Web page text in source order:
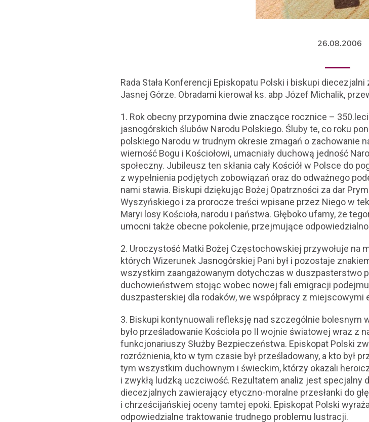
Rada Stała Konferencji Episkopatu Polski i biskupi
Jasnej Górze. Obradami kierował ks. abp Józef Michalik,
1. Rok obecny przypomina dwie znaczące rocznice –
jasnogórskich ślubów Narodu Polskiego. Śluby te, co roku
polskiego Narodu w trudnym okresie zmagań o zachowanie
wierność Bogu i Kościołowi, umacniały duchową jedność
społeczny. Jubileusz ten skłania cały Kościół w Polsce do
z wypełnienia podjętych zobowiązań oraz do odważnego
nami stawia. Biskupi dziękując Bożej Opatrzności za dar
Wyszyńskiego i za prorocze treści wpisane przez Niego w
Maryi losy Kościoła, narodu i państwa. Głęboko ufamy, że
umocni także obecne pokolenie, przejmujące
2. Uroczystość Matki Bożej Częstochowskiej przywołuje na
których Wizerunek Jasnogórskiej Pani był i pozostaje
wszystkim zaangażowanym dotychczas w duszpasterstwo
duchowieństwem stojąc wobec nowej fali emigracji
duszpasterskiej dla rodaków, we współpracy z miejscowymi
3. Biskupi kontynuowali refleksję nad szczególnie bolesnym
było prześladowanie Kościoła po II wojnie światowej wraz
funkcjonariuszy Służby Bezpieczeństwa. Episkopat Polski
rozróżnienia, kto w tym czasie był prześladowany, a kto był
tym wszystkim duchownym i świeckim, którzy okazali
i zwykłą ludzką uczciwość. Rezultatem analiz jest specjalny
diecezjalnych zawierający etyczno-moralne przesłanki do
i chrześcijańskiej oceny tamtej epoki. Episkopat Polski
odpowiedzialne traktowanie trudnego problemu lustracji.
26.08.2006